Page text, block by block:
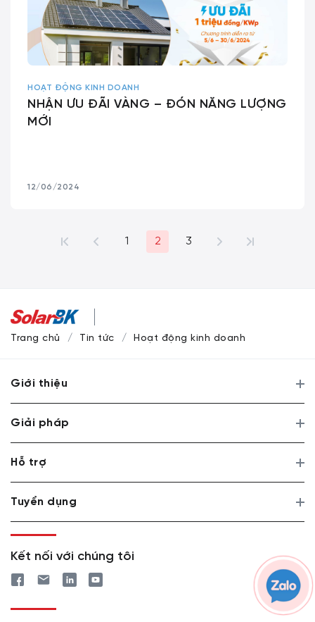
HOẠT ĐỘNG KINH DOANH
NHẬN ƯU ĐÃI VÀNG – ĐÓN NĂNG LƯỢNG
MỚI
12/06/2024
1 2 3
Trang chủ Tin tức Hoạt động kinh doanh
Giới thiệu
Giải pháp
Hỗ trợ
Tuyển dụng
Kết nối với chúng tôi